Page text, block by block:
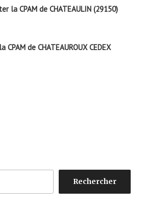
la CPAM de CHATEAULIN (29150)
de CHATEAUROUX CEDEX
Rechercher